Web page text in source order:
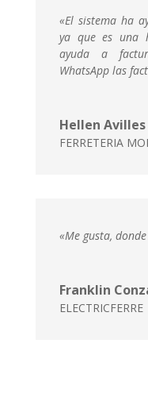
«El sistema ha
ya que es una
ayuda a
WhatsApp las
Hellen Avilles
FERRETERIA
«Me gusta,
Franklin
ELECTRICFERRE